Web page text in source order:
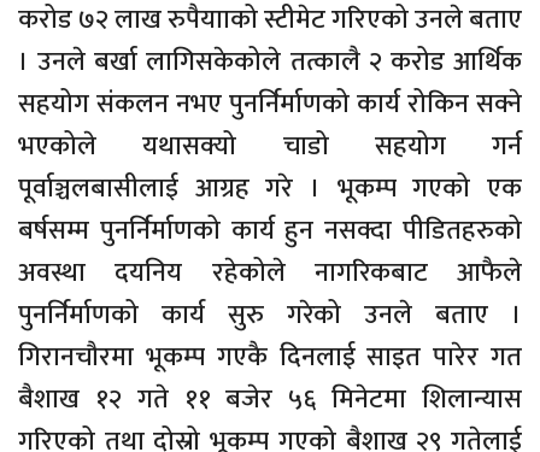
करोड ७२ लाख रुपैयााको स्टीमेट गरिएको उनले बताए
। उनले बर्खा लागिसकेकोले तत्कालै २ करोड आर्थिक
सहयोग संकलन नभए पुनर्निर्माणको कार्य रोकिन सक्ने
भएकोले यथासक्यो चाडो सहयोग गर्न
पूर्वाञ्चलबासीलाई आग्रह गरे । भूकम्प गएको एक
बर्षसम्म पुनर्निर्माणको कार्य हुन नसक्दा पीडितहरुको
अवस्था दयनिय रहेकोले नागरिकबाट आफैले
पुनर्निर्माणको कार्य सुरु गरेको उनले बताए ।
गिरानचौरमा भूकम्प गएकै दिनलाई साइत पारेर गत
बैशाख १२ गते ११ बजेर ५६ मिनेटमा शिलान्यास
गरिएको तथा दोस्रो भूकम्प गएको बैशाख २९ गतेलाई